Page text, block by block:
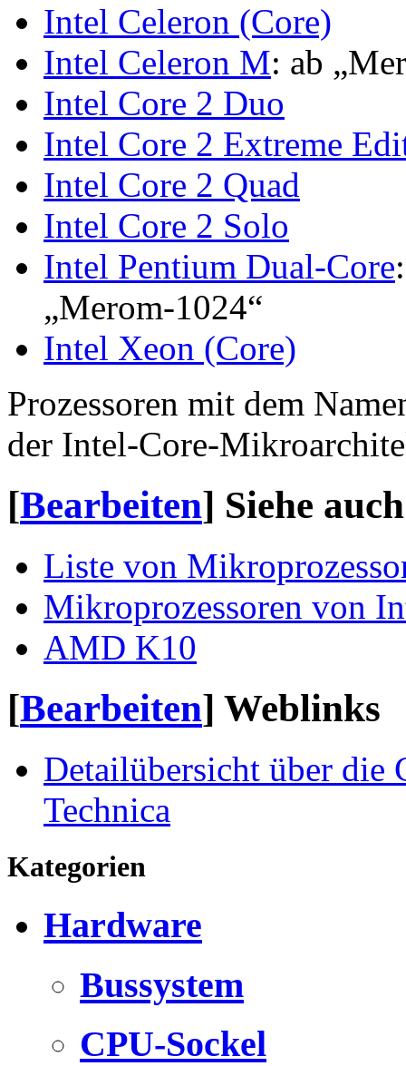
Intel Celeron (Core)
Intel Celeron M: ab
Intel Core 2 Duo
Intel Core 2 Extreme
Intel Core 2 Quad
Intel Core 2 Solo
Intel Pentium Dual-Core
„Merom-1024“
Intel Xeon (Core)
Prozessoren mit dem
der Intel-Core-
[Bearbeiten] Siehe auch
Liste von
Mikroprozessoren von
AMD K10
[Bearbeiten] Weblinks
Detailübersicht über
Technica
Kategorien
Hardware
Bussystem
CPU-Sockel